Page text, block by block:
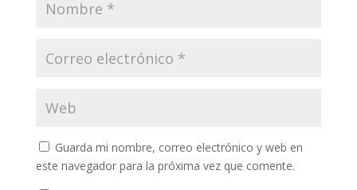
Guarda mi nombre, correo electrónico y web en
este navegador para la próxima vez que comente.